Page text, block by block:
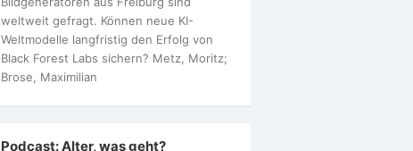
weltweit gefragt. Können neue KI-
Weltmodelle langfristig den Erfolg von
Black Forest Labs sichern? Metz, Moritz;
Brose, Maximilian
Podcast: Alter, was geht?